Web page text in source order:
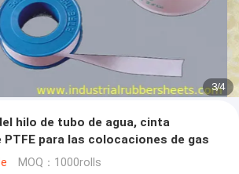
3/4
hilo de tubo de agua, cinta
PTFE para las colocaciones de gas
MOQ：1000rolls